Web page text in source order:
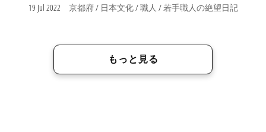
19 Jul 2022 京都府/ 日本文化/職人 /若手職人の絶望日記
もっと見る